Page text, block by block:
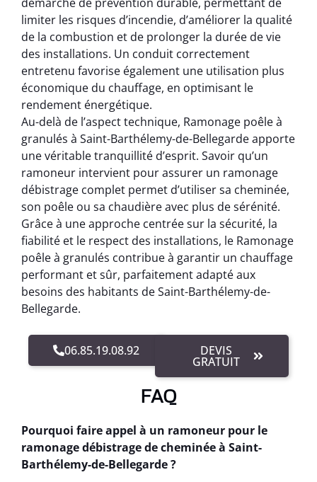
limiter les risques d’incendie, d’améliorer la qualité
de la combustion et de prolonger la durée de vie
des installations. Un conduit correctement
entretenu favorise également une utilisation plus
économique du chauffage, en optimisant le
rendement énergétique.
Au-delà de l’aspect technique, Ramonage poêle à
granulés à Saint-Barthélemy-de-Bellegarde apporte
une véritable tranquillité d’esprit. Savoir qu’un
ramoneur intervient pour assurer un ramonage
débistrage complet permet d’utiliser sa cheminée,
son poêle ou sa chaudière avec plus de sérénité.
Grâce à une approche centrée sur la sécurité, la
fiabilité et le respect des installations, le Ramonage
poêle à granulés contribue à garantir un chauffage
performant et sûr, parfaitement adapté aux
besoins des habitants de Saint-Barthélemy-de-
Bellegarde.
06.85.19.08.92 DEVIS
GRATUIT
FAQ
Pourquoi faire appel à un ramoneur pour le
ramonage débistrage de cheminée à Saint-
Barthélemy-de-Bellegarde ?